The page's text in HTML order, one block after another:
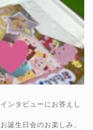
ンタビューにお答えし
誕生日会のお楽しみ、